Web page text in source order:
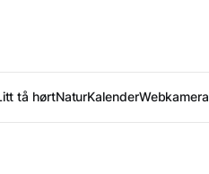
tå hørtNaturKalenderWebkamera